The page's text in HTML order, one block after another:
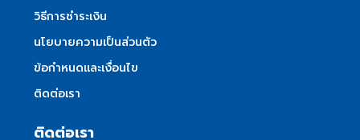
วิธีการชำระเงิน
นโยบายความเป็นส่วนตัว
ข้อกำหนดและเงื่อนไข
ติดต่อเรา
ติดต่อเรา